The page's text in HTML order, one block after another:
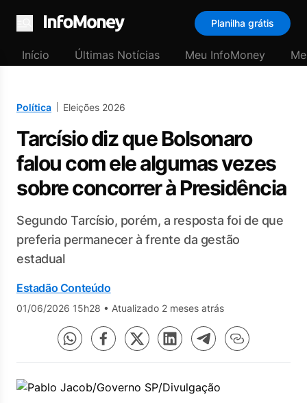
Menu
Planilha grátis
Início Últimas Notícias Meu InfoMoney
Política Eleições 2026
Tarcísio diz que Bolsonaro
falou com ele algumas vezes
sobre concorrer à Presidência
Segundo Tarcísio, porém, a resposta foi de que
preferia permanecer à frente da gestão
estadual
Estadão Conteúdo
01/06/2026 15h28 • Atualizado 2 meses atrás